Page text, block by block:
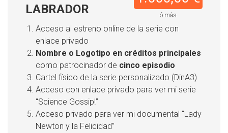
ó más
LABRADOR
Acceso al estreno online de la serie con
enlace privado
Nombre o Logotipo en créditos principales
como patrocinador de cinco episodio
Cartel físico de la serie personalizado (DinA3)
Acceso con enlace privado para ver mi serie
“Science Gossip!”
Acceso privado para ver mi documental “Lady
Newton y la Felicidad”